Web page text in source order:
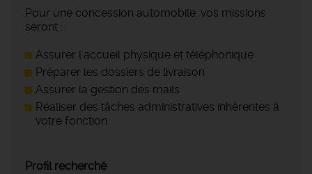
Pour une concession automobile, vos missions
seront :
Assurer l'accueil physique et téléphonique
Préparer les dossiers de livraison
Assurer la gestion des mails
Réaliser des tâches administratives inhérentes à
votre fonction
Profil recherché